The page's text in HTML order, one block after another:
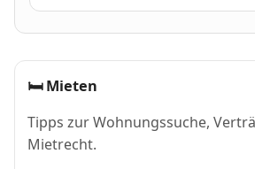
🛏Mieten
Tipps zur Wohnungssuche,
Mietrecht.